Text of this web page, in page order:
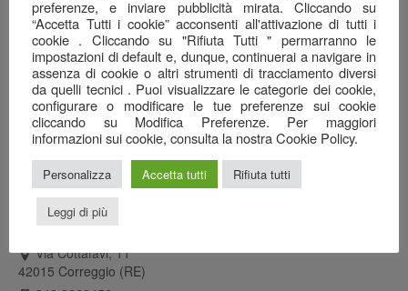
26 Giugno 2026
Una serata ben riuscita…
22 Giugno 2026
Il mare nel calice…
7 Giugno 2026
Anagrafica
Ristorante Pizzeria
SAN GREGORIO srl
Via Cottafavi, 11
42015 Correggio (RE)
preferenze, e inviare pubblicità mirata. Cliccando su
“Accetta Tutti i cookie” acconsenti all'attivazione di tutti i
cookie . Cliccando su "Rifiuta Tutti " permarranno le
impostazioni di default e, dunque, continuerai a navigare in
assenza di cookie o altri strumenti di tracciamento diversi
da quelli tecnici . Puoi visualizzare le categorie dei cookie,
configurare o modificare le tue preferenze sui cookie
cliccando su Modifica Preferenze. Per maggiori
informazioni sui cookie, consulta la nostra Cookie Policy.
Personalizza Accetta tutti Rifiuta tutti
Leggi di più